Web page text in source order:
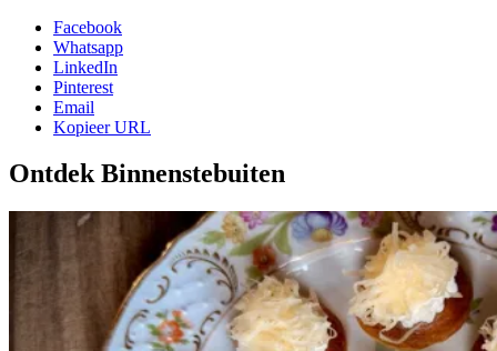
Facebook
Whatsapp
LinkedIn
Pinterest
Email
Kopieer URL
Ontdek Binnenstebuiten